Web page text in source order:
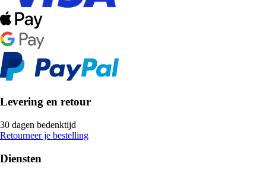
Levering en retour
30 dagen bedenktijd
Retourneer je bestelling
Diensten